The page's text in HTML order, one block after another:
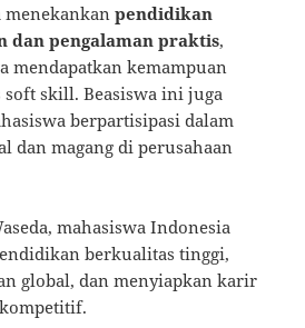
menekankanpendidikan
dan pengalaman praktis,
mendapatkan kemampuan
soft skill. Beasiswa ini juga
berpartisipasi dalam
dan magang di perusahaan
mahasiswa Indonesia
berkualitas tinggi,
global, dan menyiapkan karir